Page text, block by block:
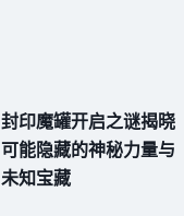
封印魔罐开启之谜揭晓
可能隐藏的神秘力量与
未知宝藏